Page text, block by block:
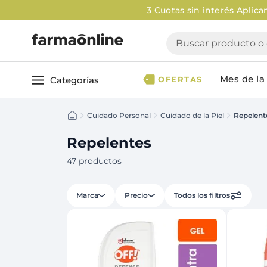
Buscar producto o
Categorías
Cuidado Personal
Dermocosmética
Maquillaje
Bebé & Maternidad
Accesorios de Belleza
Ver todo Cuidado
Shampoo
Tratamientos
OFERTAS Mes de
Cuidado Personal Cuidado de la Piel
Repelentes
47 productos
Marca Precio Todos los filtros